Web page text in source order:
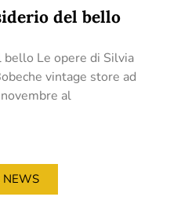
del bello
Le opere di Silvia
vintage store ad
al
NEWS